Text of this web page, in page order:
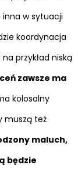
inna w sytuacji
koordynacja
przykład niską
zawsze ma
kolosalny
muszą też
maluch,
będzie